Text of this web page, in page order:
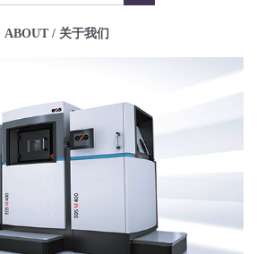
ABOUT / 关于我们